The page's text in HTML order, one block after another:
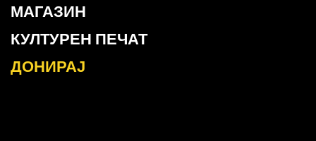
МАГАЗИН
КУЛТУРЕН ПЕЧАТ
ДОНИРАЈ